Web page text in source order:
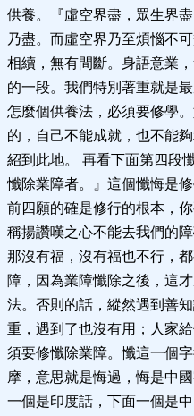
供養。『虛空界盡，眾生界
乃盡。而虛空界乃至煩惱不
相續，無有間斷。身語意業
的一段。我們特別著重就是
怎麼個供養法，必須要修學
的，自己不能成就，也不能
紹到此地。 再看下面第四段
懺除業障者。』這個懺悔是
前四願的確是修行的根本，
稱揚讚嘆之心不能去我們的
那沒有福，沒有福也不行，
障，因為業障懺除之後，這
法。否則的話，縱然遇到善
重，遇到了也沒有用；人家
須要修懺除業障。懺這一個
摩，意思就是悔過，悔是中
一個是印度話，下面一個是